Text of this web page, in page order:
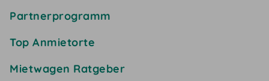
Partnerprogramm
Top Anmietorte
Mietwagen Ratgeber